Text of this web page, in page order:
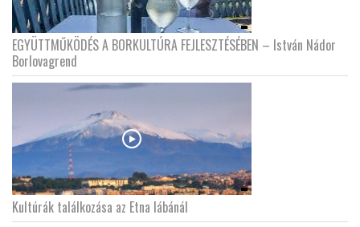
EGYÜTTMŰKÖDÉS A BORKULTÚRA FEJLESZTÉSÉBEN – István Nádor
Borlovagrend
Kultúrák találkozása az Etna lábánál